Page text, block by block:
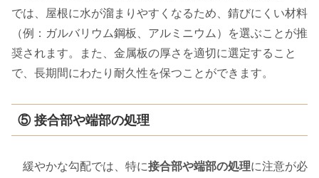
では、屋根に水が溜まりやすくなるため、錆びにくい材料
（例：ガルバリウム鋼板、アルミニウム）を選ぶことが推
奨されます。また、金属板の厚さを適切に選定すること
で、長期間にわたり耐久性を保つことができます。
⑤ 接合部や端部の処理
緩やかな勾配では、特に接合部や端部の処理に注意が必